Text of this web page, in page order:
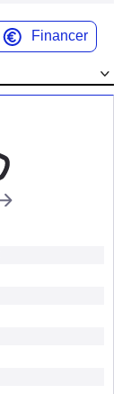
Financer